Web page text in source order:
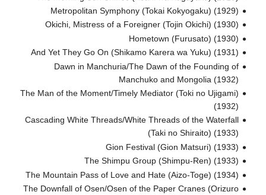
Metropolitan Symphony (Tokai Kokyogaku) (1929)
Okichi, Mistress of a Foreigner (Tojin Okichi) (1930)
Hometown (Furusato) (1930)
And Yet They Go On (Shikamo Karera wa Yuku) (1931)
Dawn in Manchuria/The Dawn of the Founding of
Manchuko and Mongolia (1932)
The Man of the Moment/Timely Mediator (Toki no Ujigami)
(1932)
Cascading White Threads/White Threads of the Waterfall
(Taki no Shiraito) (1933)
Gion Festival (Gion Matsuri) (1933)
The Shimpu Group (Shimpu-Ren) (1933)
The Mountain Pass of Love and Hate (Aizo-Toge) (1934)
The Downfall of Osen/Osen of the Paper Cranes (Orizuro